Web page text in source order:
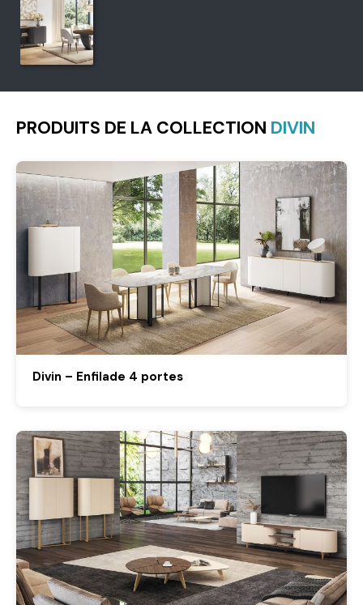
PRODUITS DE LA COLLECTION DIVIN
Divin – Enfilade 4 portes